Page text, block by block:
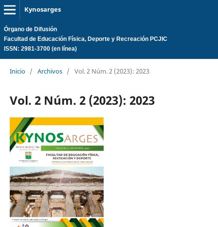
Kynosarges
Órgano de Difusión
Facultad de Educación Física, Deporte y Recreación PCJIC
ISSN: 2981-3700 (en línea)
Inicio / Archivos / Vol. 2 Núm. 2 (2023): 2023
Vol. 2 Núm. 2 (2023): 2023